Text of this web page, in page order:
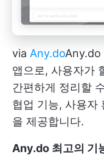
via Any.doAny.do
앱으로, 사용자가
간편하게 정리할
협업 기능, 사용자
을 제공합니다.
Any.do 최고의 기